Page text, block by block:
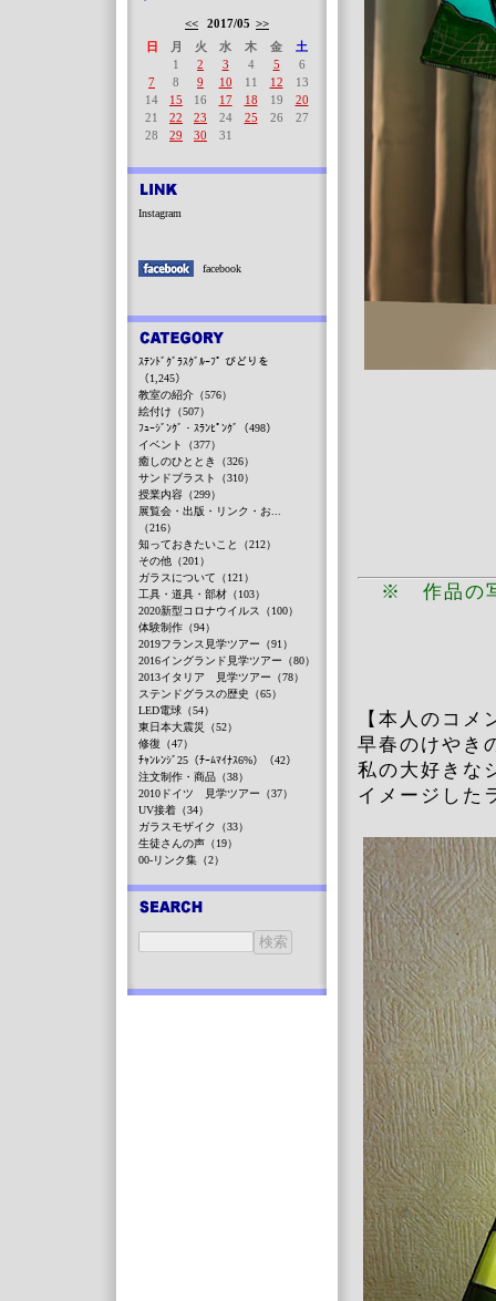
※ 作品の写
【本人のコメ
早春のけやき
私の大好きな
イメージした
<< 2017/05 >>
日
月 火 水 木 金
土
1
2 3 4 5
6
7
8 9 10 11 12
13
14
15 16 17 18 19
20
21
22 23 24 25 26
27
28
29 30 31
Instagram
facebook
ｽﾃﾝﾄﾞｸﾞﾗｽｸﾞﾙｰﾌﾟ びどりを
（1,245）
教室の紹介（576）
絵付け（507）
ﾌｭｰｼﾞﾝｸﾞ・ｽﾗﾝﾋﾟﾝｸﾞ（498）
イベント（377）
癒しのひととき（326）
サンドブラスト（310）
授業内容（299）
展覧会・出版・リンク・お...
（216）
知っておきたいこと（212）
その他（201）
ガラスについて（121）
工具・道具・部材（103）
2020新型コロナウイルス（100）
体験制作（94）
2019フランス見学ツアー（91）
2016イングランド見学ツアー（80）
2013イタリア 見学ツアー（78）
ステンドグラスの歴史（65）
LED電球（54）
東日本大震災（52）
修復（47）
ﾁｬﾝﾚﾝｼﾞ25（ﾁｰﾑﾏｲﾅｽ6%）（42）
注文制作・商品（38）
2010ドイツ 見学ツアー（37）
UV接着（34）
ガラスモザイク（33）
生徒さんの声（19）
00-リンク集（2）